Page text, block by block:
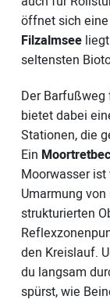
öffnet sich
Filzalmseeliegt
seltensten
Der
bietet dabei
Stationen, die
Ein
Moorwasser
Umarmung
strukturierten
den Kreislauf.
du langsam
spürst, wie